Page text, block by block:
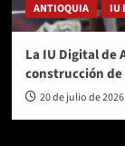
ANTIOQUIA IU
La IU Digital de
construcción de
20 de julio de 2026